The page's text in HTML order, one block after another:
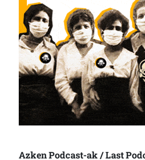
Azken Podcast-ak / Last